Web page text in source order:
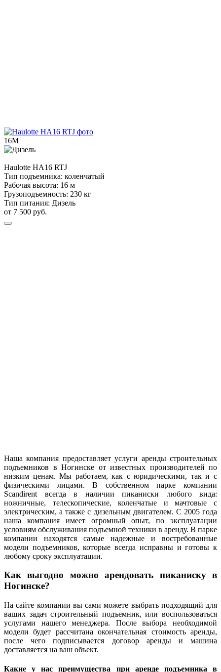
16М
Haulotte HA16 RTJ
Тип подъемника: коленчатый
Рабочая высота: 16 м
Грузоподъемность: 230 кг
Тип питания: Дизель
от 7 500 руб.
Наша компания предоставляет услуги аренды строительных
подъемников в Ногинске от известных производителей по
низким ценам. Мы работаем, как с юридическими, так и с
физическими лицами. В собственном парке компании
Scandirent всегда в наличии пиканиски любого вида:
ножничные, телескопические, коленчатые и мачтовые с
электрическим, а также с дизельным двигателем. С 2005 года
наша компания имеет огромный опыт, по эксплуатации
условиям обслуживания подъемной техники в аренду. В парке
компании находятся самые надежные и востребованные
модели подъемников, которые всегда исправны и готовы к
любому сроку эксплуатации.
Как выгодно можно арендовать пиканиску в
Ногинске?
На сайте компании вы сами можете выбрать подходящий для
ваших задач строительный подъемник, или воспользоваться
услугами нашего менеджера. После выбора необходимой
модели будет рассчитана окончательная стоимость аренды,
после чего подписывается договор аренды и машина
доставляется на ваш объект.
Какие у нас преимущества при аренде подъемника в